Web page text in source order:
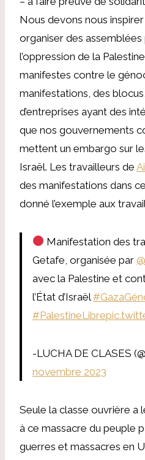
Nous devons nous
organiser des
l’oppression de la
manifestes contre le
manifestations, des
d’entreprises ayant des
que nos gouvernements
mettent un embargo sur
Israël. Les travailleurs de
des manifestations dans
donné l’exemple aux
Manifestation des
Getafe, organisée par
avec la Palestine et
l’État d’Israël
#PalestineLibre
-LUCHA DE CLASES
novembre 2023
Seule la classe ouvrière a
à ce massacre du peuple
guerres et massacres en